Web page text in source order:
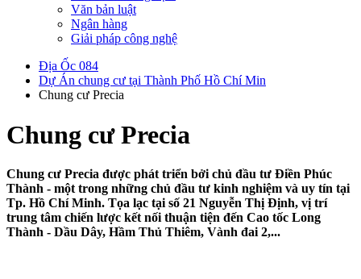
Văn bản luật
Ngân hàng
Giải pháp công nghệ
Địa Ốc 084
Dự Án chung cư tại Thành Phố Hồ Chí Min
Chung cư Precia
Chung cư Precia
Chung cư Precia được phát triển bởi chủ đầu tư Điền Phúc
Thành - một trong những chủ đầu tư kinh nghiệm và uy tín tại
Tp. Hồ Chí Minh. Tọa lạc tại số 21 Nguyễn Thị Định, vị trí
trung tâm chiến lược kết nối thuận tiện đến Cao tốc Long
Thành - Dầu Dây, Hầm Thủ Thiêm, Vành đai 2,...